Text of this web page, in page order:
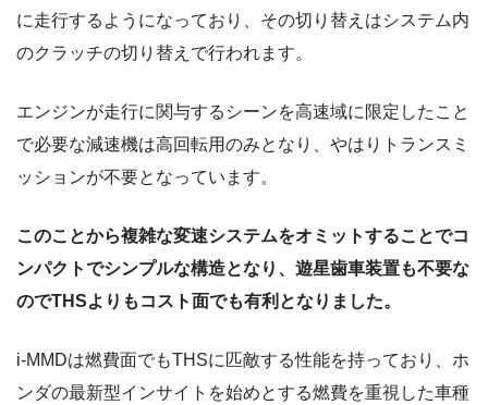
に走行するようになっており、その切り替えはシステム内
のクラッチの切り替えで行われます。
エンジンが走行に関与するシーンを高速域に限定したこと
で必要な減速機は高回転用のみとなり、やはりトランスミ
ッションが不要となっています。
このことから複雑な変速システムをオミットすることでコ
ンパクトでシンプルな構造となり、遊星歯車装置も不要な
のでTHSよりもコスト面でも有利となりました。
i-MMDは燃費面でもTHSに匹敵する性能を持っており、ホ
ンダの最新型インサイトを始めとする燃費を重視した車種